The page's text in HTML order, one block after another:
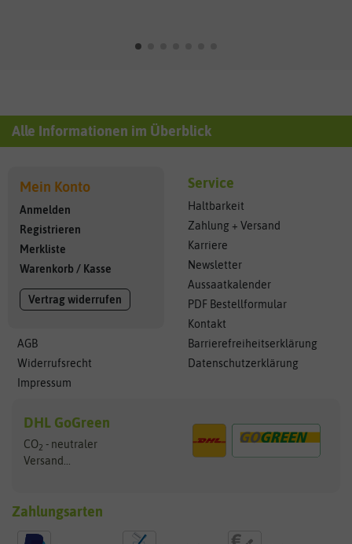
Alle Informationen im Überblick
Mein Konto
Anmelden
Registrieren
Merkliste
Warenkorb / Kasse
Vertrag widerrufen
AGB
Widerrufsrecht
Impressum
Service
Haltbarkeit
Zahlung + Versand
Karriere
Newsletter
Aussaatkalender
PDF Bestellformular
Kontakt
Barrierefreiheitserklärung
Datenschutzerklärung
DHL GoGreen
CO2 - neutraler
Versand...
Zahlungsarten